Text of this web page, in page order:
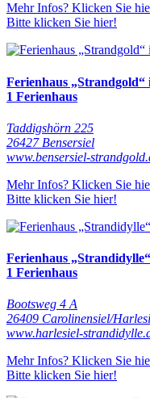
Mehr Infos? Klicken Sie
Bitte klicken Sie hier!
Ferienhaus „Strandgold“
1 Ferienhaus
Taddigshörn 225
26427 Bensersiel
www.bensersiel-
Mehr Infos? Klicken Sie
Bitte klicken Sie hier!
Ferienhaus
1 Ferienhaus
Bootsweg 4 A
26409 Carolinensiel/
www.harlesiel-
Mehr Infos? Klicken Sie
Bitte klicken Sie hier!